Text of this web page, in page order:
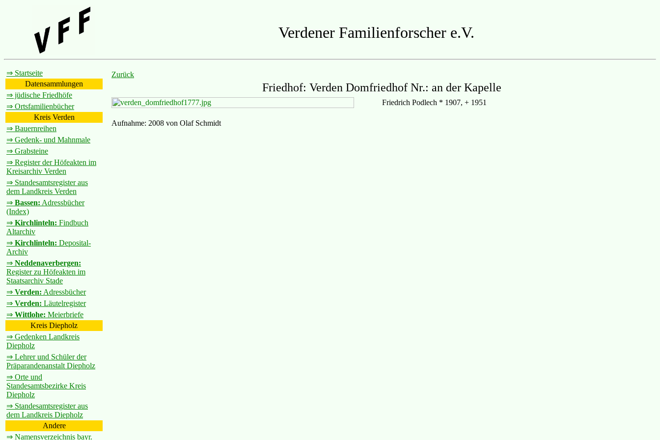
Verdener Familienforscher e.V.
⇒ Startseite
Datensammlungen
⇒ jüdische Friedhöfe
⇒ Ortsfamilienbücher
Kreis Verden
⇒ Bauernreihen
⇒ Gedenk- und Mahnmale
⇒ Grabsteine
⇒ Register der Höfeakten im
Kreisarchiv Verden
⇒ Standesamtsregister aus
dem Landkreis Verden
⇒ Bassen: Adressbücher
(Index)
⇒ Kirchlinteln: Findbuch
Altarchiv
⇒ Kirchlinteln: Deposital-
Archiv
⇒ Neddenaverbergen:
Register zu Höfeakten im
Staatsarchiv Stade
⇒ Verden: Adressbücher
⇒ Verden: Läutelregister
⇒ Wittlohe: Meierbriefe
Kreis Diepholz
⇒ Gedenken Landkreis
Diepholz
⇒ Lehrer und Schüler der
Präparandenanstalt Diepholz
⇒ Orte und
Standesamtsbezirke Kreis
Diepholz
⇒ Standesamtsregister aus
dem Landkreis Diepholz
Andere
⇒ Namensverzeichnis bayr.
Zurück
Friedhof: Verden Domfriedhof Nr.: an der Kapelle
Friedrich Podlech * 1907, + 1951
Aufnahme: 2008 von Olaf Schmidt